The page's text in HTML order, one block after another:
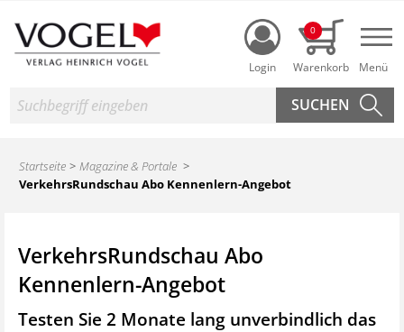
Login
0
Suche
Startseite
Magazine & Portale
VerkehrsRundschau Abo Kennenlern-Angebot
VerkehrsRundschau Abo
Kennenlern-Angebot
Testen Sie 2 Monate lang unverbindlich das